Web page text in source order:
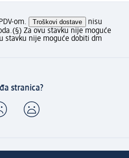
om. Troškovi dostave
nisu
(§) Za ovu stavku nije moguće
stavku nije moguće dobiti dm
stranica?